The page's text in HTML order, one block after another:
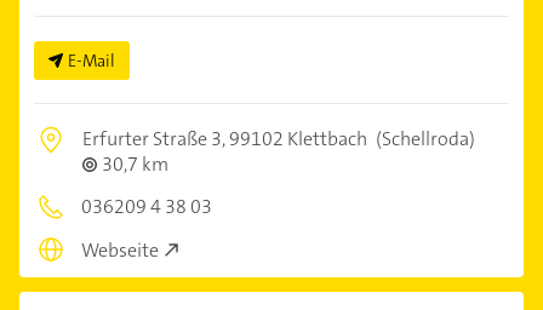
E-Mail
Erfurter Straße 3,99102 Klettbach (Schellroda)
30,7 km
036209 4 38 03
Webseite